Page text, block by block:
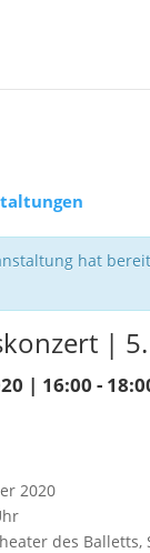
hat
|
| 16:00 -
2020
des Balletts,